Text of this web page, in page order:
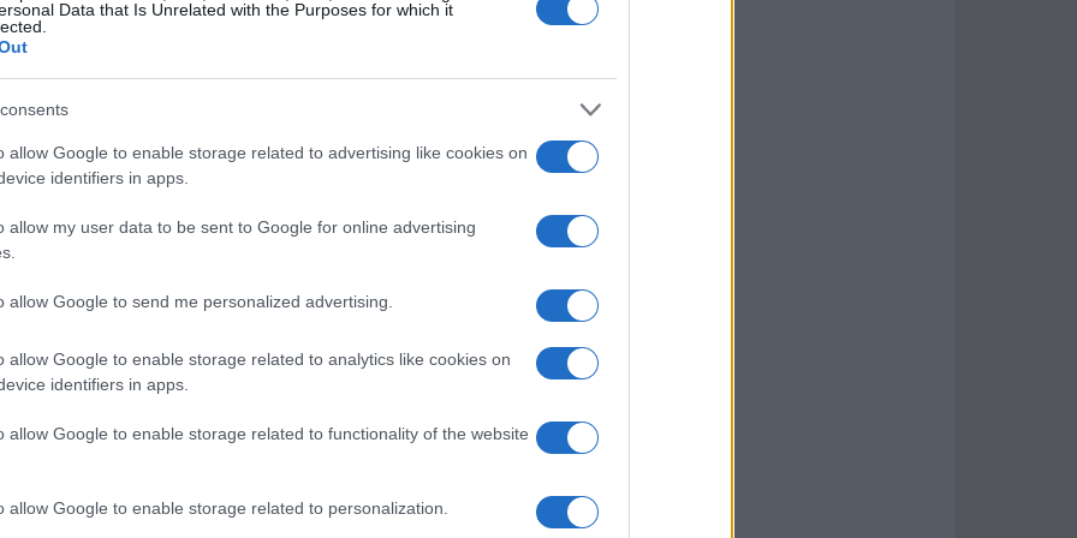
Data that Is Unrelated with the Purposes for which it
allow Google to enable storage related to advertising like cookies on
identifiers in apps.
allow my user data to be sent to Google for online advertising
allow Google to send me personalized advertising.
allow Google to enable storage related to analytics like cookies on
identifiers in apps.
allow Google to enable storage related to functionality of the website
allow Google to enable storage related to personalization.
da Panichi è la mentalità vincente di
di competere in una forza motrice.
di una sfida, per esprimere al
secondo Panichi, è presente anche
e ogni partita con la stessa intensità
alta la tensione competitiva è un